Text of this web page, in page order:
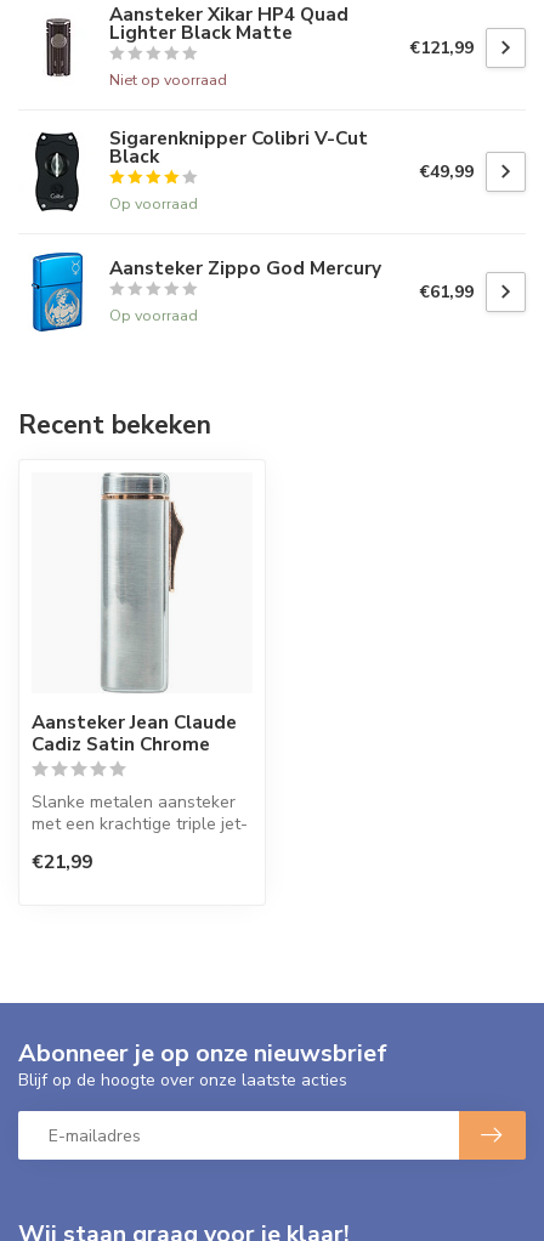
Aansteker Xikar HP4 Quad
Lighter Black Matte
Niet op voorraad
€121,99
Sigarenknipper Colibri V-Cut
Black
Op voorraad
€49,99
Aansteker Zippo God Mercury
Op voorraad
€61,99
Recent bekeken
Aansteker Jean Claude
Cadiz Satin Chrome
Slanke metalen aansteker
met een krachtige triple jet-
€21,99
Abonneer je op onze nieuwsbrief
Blijf op de hoogte over onze laatste acties